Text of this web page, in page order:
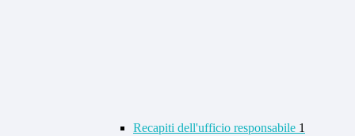
Recapiti dell'ufficio responsabile 1